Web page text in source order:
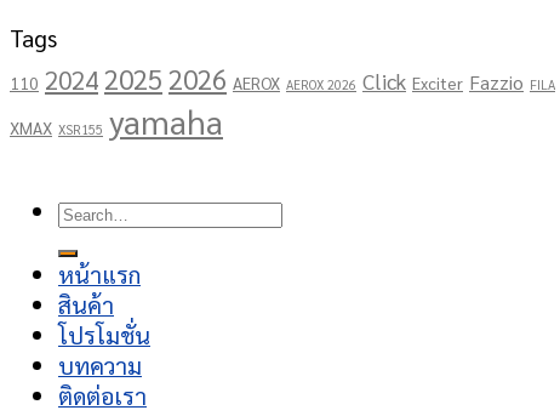
Tags
110 20242025 2026 AEROX AEROX 2026 Click Exciter Fazzio FILA
XMAX XSR155 yamaha
Search
หน้าแรก
สินค้า
โปรโมชั่น
บทความ
ติดต่อเรา